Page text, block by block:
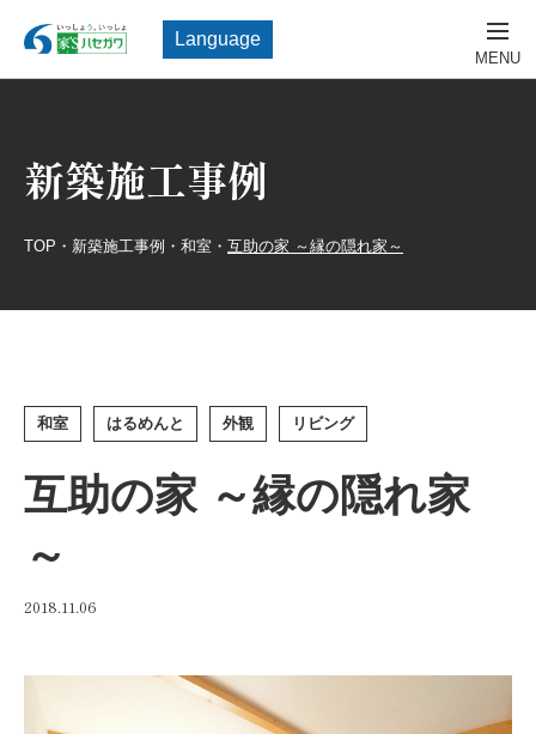
Language
新築施工事例
TOP ・ 新築施工事例 ・ 和室 ・ 互助の家 ～縁の隠れ家～
和室 はるめんと 外観 リビング
互助の家 ～縁の隠れ家
～
2018.11.06